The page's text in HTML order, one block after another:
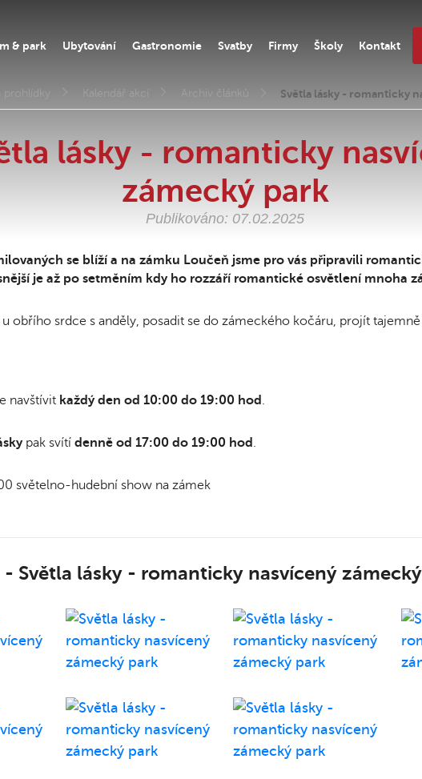
& park Ubytování Gastronomie Svatby Firmy Školy Kontakt
prohlídky Kalendář akcí Archiv článků Světla lásky - romanticky
lásky - romanticky
zámecký park
Publikováno: 07.02.2025
se blíží a na zámku Loučeň jsme pro vás připravili
je až po setměním kdy ho rozzáří romantické osvětlení mnoha
obřího srdce s anděly, posadit se do zámeckého kočáru, projít
navštívit každý den od 10:00 do 19:00 hod .
pak svítí denně od 17:00 do 19:00 hod .
světelno-hudební show na zámek
Světla lásky - romanticky nasvícený